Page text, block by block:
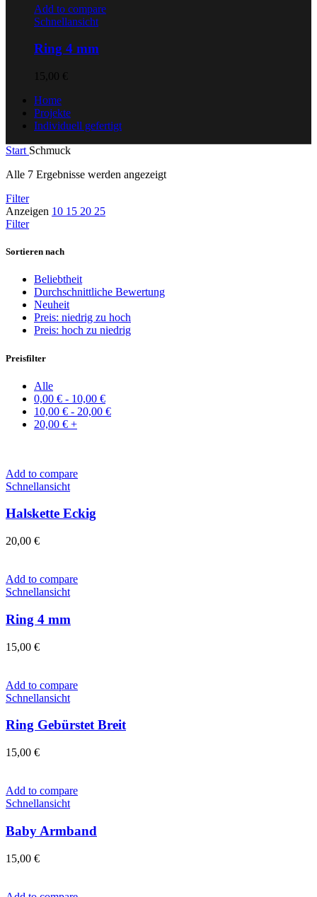
Add to compare
Schnellansicht
Ring 4 mm
15,00 €
Home
Projekte
Individuell gefertigt
Start Schmuck
Alle 7 Ergebnisse werden angezeigtNach
Filter
Anzeigen 10 15 20 25
Filter
Sortieren nach
Beliebtheit
Durchschnittliche Bewertung
Neuheit
Preis: niedrig zu hoch
Preis: hoch zu niedrig
Preisfilter
Alle
0,00 € - 10,00 €
10,00 € - 20,00 €
20,00 € +
Add to compare
Schnellansicht
Halskette Eckig
20,00 €
Add to compare
Schnellansicht
Ring 4 mm
15,00 €
Add to compare
Schnellansicht
Ring Gebürstet Breit
15,00 €
Add to compare
Schnellansicht
Baby Armband
15,00 €